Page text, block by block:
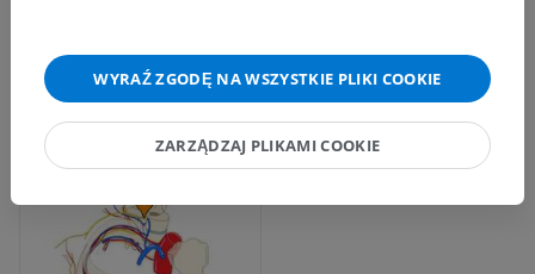
WYRAŹ ZGODĘ NA WSZYSTKIE PLIKI COOKIE
ZARZĄDZAJ PLIKAMI COOKIE